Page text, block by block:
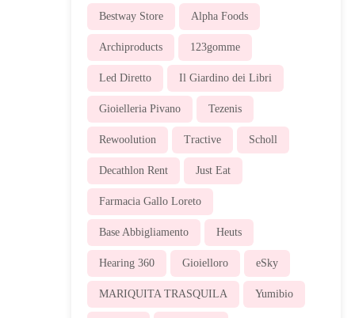
Bestway Store Alpha Foods
Archiproducts 123gomme
Led Diretto Il Giardino dei Libri
Gioielleria Pivano Tezenis
Rewoolution Tractive Scholl
Decathlon Rent Just Eat
Farmacia Gallo Loreto
Base Abbigliamento Heuts
Hearing 360 Gioielloro eSky
MARIQUITA TRASQUILA Yumibio